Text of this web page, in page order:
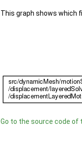
This graph shows which
Go to the source code of